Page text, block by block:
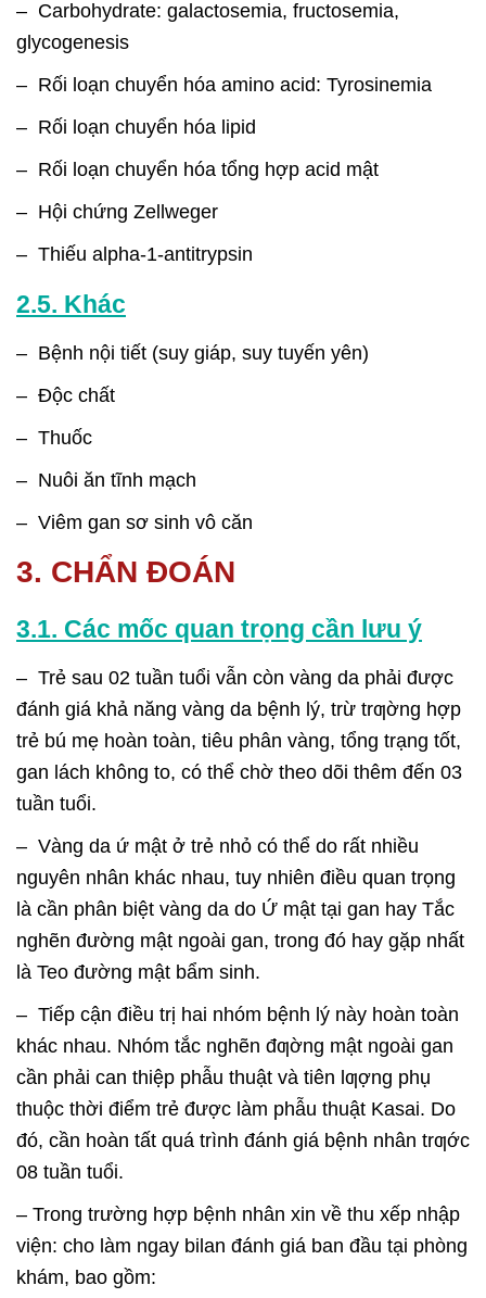
– Carbohydrate: galactosemia, fructosemia,
glycogenesis
– Rối loạn chuyển hóa amino acid: Tyrosinemia
– Rối loạn chuyển hóa lipid
– Rối loạn chuyển hóa tổng hợp acid mật
– Hội chứng Zellweger
– Thiếu alpha-1-antitrypsin
2.5. Khác
– Bệnh nội tiết (suy giáp, suy tuyến yên)
– Độc chất
– Thuốc
– Nuôi ăn tĩnh mạch
– Viêm gan sơ sinh vô căn
3. CHẨN ĐOÁN
3.1. Các mốc quan trọng cần lưu ý
– Trẻ sau 02 tuần tuổi vẫn còn vàng da phải được
đánh giá khả năng vàng da bệnh lý, trừ trƣờng hợp
trẻ bú mẹ hoàn toàn, tiêu phân vàng, tổng trạng tốt,
gan lách không to, có thể chờ theo dõi thêm đến 03
tuần tuổi.
– Vàng da ứ mật ở trẻ nhỏ có thể do rất nhiều
nguyên nhân khác nhau, tuy nhiên điều quan trọng
là cần phân biệt vàng da do Ứ mật tại gan hay Tắc
nghẽn đường mật ngoài gan, trong đó hay gặp nhất
là Teo đường mật bẩm sinh.
– Tiếp cận điều trị hai nhóm bệnh lý này hoàn toàn
khác nhau. Nhóm tắc nghẽn đƣờng mật ngoài gan
cần phải can thiệp phẫu thuật và tiên lƣợng phụ
thuộc thời điểm trẻ được làm phẫu thuật Kasai. Do
đó, cần hoàn tất quá trình đánh giá bệnh nhân trƣớc
08 tuần tuổi.
– Trong trường hợp bệnh nhân xin về thu xếp nhập
viện: cho làm ngay bilan đánh giá ban đầu tại phòng
khám, bao gồm: